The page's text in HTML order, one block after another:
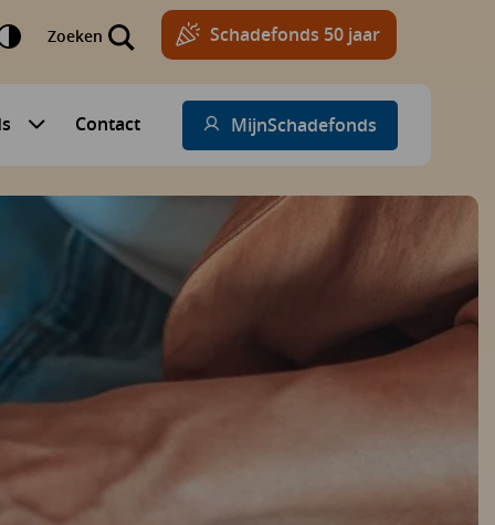
Zoeken Schadefonds 50 jaar
Submenu voor Schadefonds
Contact MijnSchadefonds